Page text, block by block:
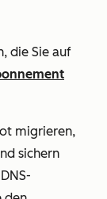
die Sie auf
migrieren,
sichern